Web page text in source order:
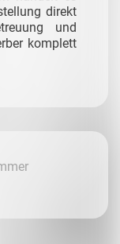
direkt
und
komplett